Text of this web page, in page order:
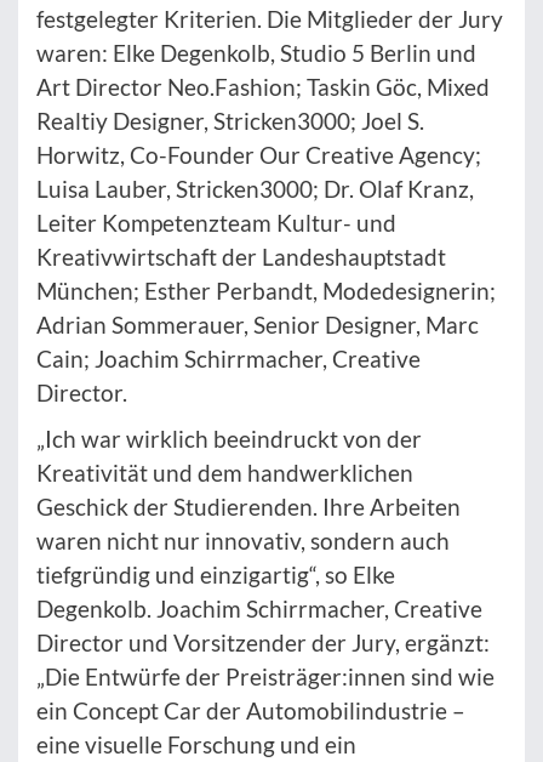
festgelegter Kriterien. Die Mitglieder der Jury
waren: Elke Degenkolb, Studio 5 Berlin und
Art Director Neo.Fashion; Taskin Göc, Mixed
Realtiy Designer, Stricken3000; Joel S.
Horwitz, Co-Founder Our Creative Agency;
Luisa Lauber, Stricken3000; Dr. Olaf Kranz,
Leiter Kompetenzteam Kultur- und
Kreativwirtschaft der Landeshauptstadt
München; Esther Perbandt, Modedesignerin;
Adrian Sommerauer, Senior Designer, Marc
Cain; Joachim Schirrmacher, Creative
Director.
„Ich war wirklich beeindruckt von der
Kreativität und dem handwerklichen
Geschick der Studierenden. Ihre Arbeiten
waren nicht nur innovativ, sondern auch
tiefgründig und einzigartig“, so Elke
Degenkolb. Joachim Schirrmacher, Creative
Director und Vorsitzender der Jury, ergänzt:
„Die Entwürfe der Preisträger:innen sind wie
ein Concept Car der Automobilindustrie –
eine visuelle Forschung und ein